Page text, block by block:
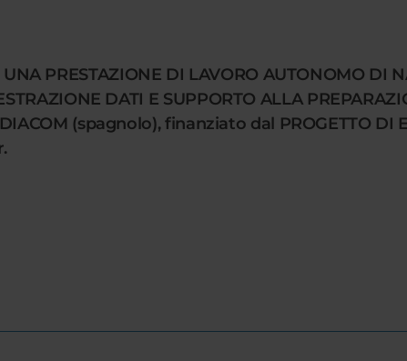
PRESTAZIONE DI LAVORO AUTONOMO DI
DATI E SUPPORTO ALLA
(spagnolo), finanziato dal PROGETTO DI